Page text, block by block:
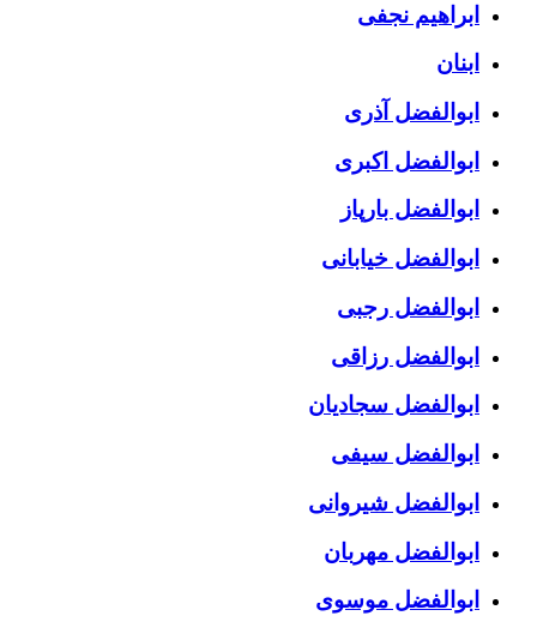
ابراهیم نجفی
ابنان
ابوالفضل آذری
ابوالفضل اکبری
ابوالفضل بارپاز
ابوالفضل خیابانی
ابوالفضل رجبی
ابوالفضل رزاقی
ابوالفضل سجادیان
ابوالفضل سیفی
ابوالفضل شیروانی
ابوالفضل مهربان
ابوالفضل موسوی